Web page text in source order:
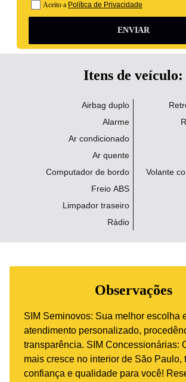
Aceito a Política de Privacidade
ENVIAR
Itens de veículo:
Airbag duplo
Alarme
Ar condicionado
Ar quente
Computador de bordo
Freio ABS
Limpador traseiro
Rádio
Volante
Observações
SIM Seminovos: Sua melhor escolha
atendimento personalizado,
transparência. SIM Concessionárias:
mais cresce no interior de São Paulo,
confiança e qualidade para você!